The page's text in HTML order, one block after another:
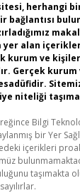
herhangi
bağlantısı
yer alan
kurum ve
Gerçek
niteliği
Bilgi
bir Yer
içerikleri
taşımakta